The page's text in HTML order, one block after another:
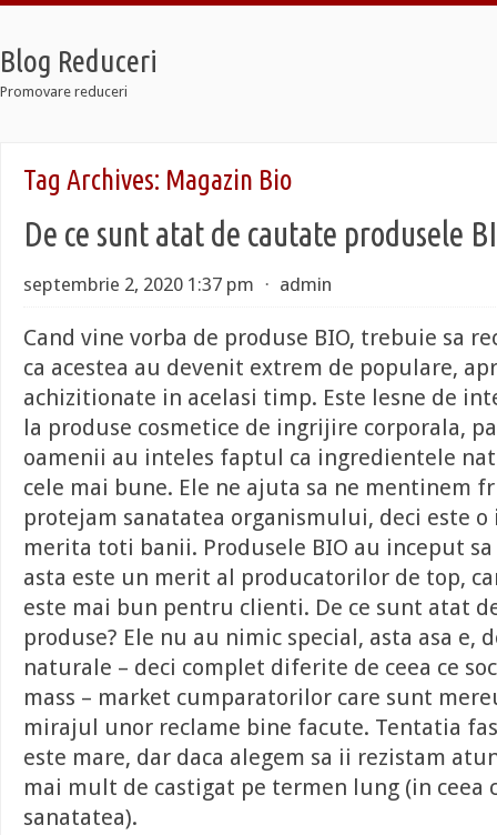
Blog Reduceri
Promovare reduceri
Jordan 12 Taxi
Jordan Retro
Jordan 12 Taxi
Lebron Soldier 7
Tag Archives: Magazin Bio
De ce sunt atat de cautate produsele
septembrie 2, 2020 1:37 pm ⋅ admin
Cand vine vorba de produse BIO, trebuie sa
ca acestea au devenit extrem de populare,
achizitionate in acelasi timp. Este lesne de
la produse cosmetice de ingrijire corporala,
oamenii au inteles faptul ca ingredientele
cele mai bune. Ele ne ajuta sa ne mentinem
protejam sanatatea organismului, deci este
merita toti banii. Produsele BIO au inceput
asta este un merit al producatorilor de top,
este mai bun pentru clienti. De ce sunt atat
produse? Ele nu au nimic special, asta asa e,
naturale – deci complet diferite de ceea ce
mass – market cumparatorilor care sunt mereu
mirajul unor reclame bine facute. Tentatia
este mare, dar daca alegem sa ii rezistam
mai mult de castigat pe termen lung (in ceea
sanatatea).